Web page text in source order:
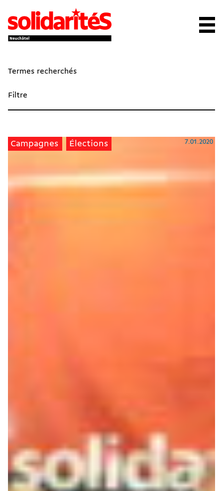
Termes recherchés
Filtre
Campagnes Élections 7.01.2020